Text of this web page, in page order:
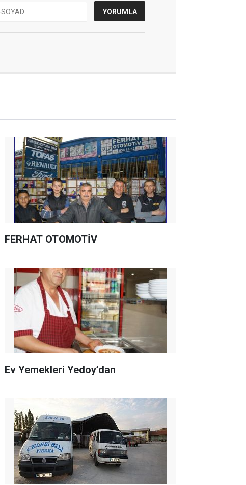
FERHAT OTOMOTİV
Ev Yemekleri Yedoy’dan